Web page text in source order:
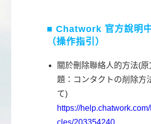
■ Chatwork 官方說明
（操作指引）
關於刪除聯絡人的方法(原
題：コンタクトの削除方
て)
https://
cles/203354240